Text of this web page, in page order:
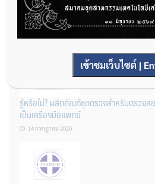
การโฆษณาเครื่องมือแพทย์แบบใดที่ได้รับ
14 กรกฎาคม 2026
รู้หรือไม่? ผลิตภัณฑ์ชุดตรวจสําหรับตรวจส
เป็นเครื่องมือแพทย์
14 กรกฎาคม 2026
เข้าชมเว็บไซต์ |